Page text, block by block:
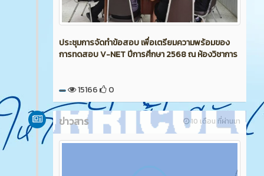
ประชุมการจัดทำข้อสอบ เพื่อเตรียมความพร้อมของ
การทดสอบ V-NET ปีการศึกษา 2568 ณ ห้องวิชาการ
15166 0
10 เดือน ที่ผ่านมา
ข่าวสาร